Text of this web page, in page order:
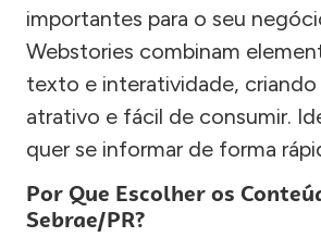
importantes para o seu
Webstories combinam
texto e interatividade,
atrativo e fácil de consumir.
quer se informar de forma
Por Que Escolher os
Sebrae/PR?